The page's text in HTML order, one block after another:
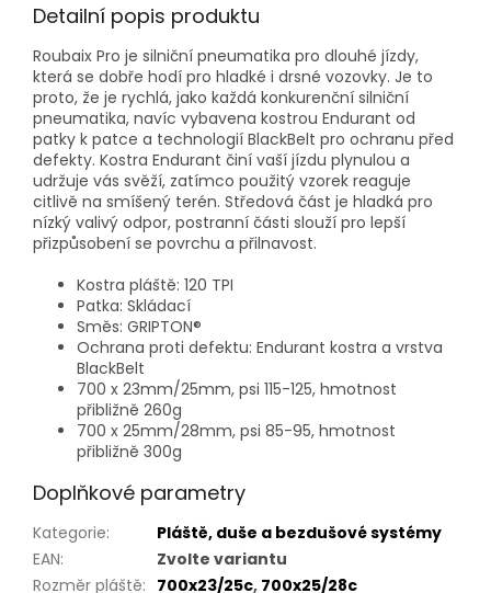
Detailní popis produktu
Roubaix Pro je silniční pneumatika pro dlouhé jízdy,
která se dobře hodí pro hladké i drsné vozovky. Je to
proto, že je rychlá, jako každá konkurenční silniční
pneumatika, navíc vybavena kostrou Endurant od
patky k patce a technologií BlackBelt pro ochranu před
defekty. Kostra Endurant činí vaší jízdu plynulou a
udržuje vás svěží, zatímco použitý vzorek reaguje
citlivě na smíšený terén. Středová část je hladká pro
nízký valivý odpor, postranní části slouží pro lepší
přizpůsobení se povrchu a přilnavost.
Kostra pláště: 120 TPI
Patka: Skládací
Směs: GRIPTON®
Ochrana proti defektu: Endurant kostra a vrstva
BlackBelt
700 x 23mm/25mm, psi 115-125, hmotnost
přibližně 260g
700 x 25mm/28mm, psi 85-95, hmotnost
přibližně 300g
Doplňkové parametry
Kategorie:
Pláště, duše a bezdušové systémy
EAN:
Zvolte variantu
Rozměr pláště: 700x23/25c, 700x25/28c